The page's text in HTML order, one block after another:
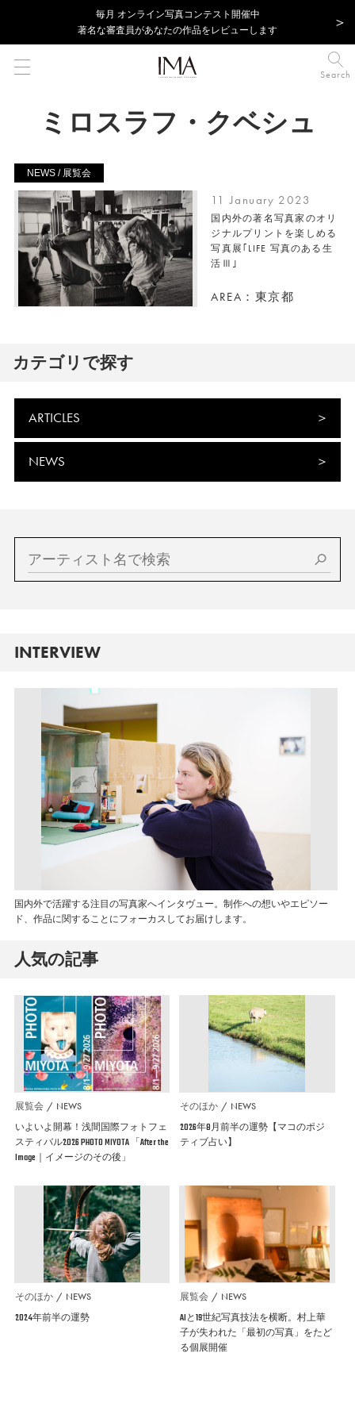
毎⽉ オンライン写真コンテスト開催中
著名な審査員があなたの作品をレビューします
Search
ミロスラフ・クベシュ
NEWS / 展覧会
11 January 2023
国内外の著名写真家のオリ
ジナルプリントを楽しめる
写真展｢LIFE 写真のある生
活Ⅲ｣
AREA：東京都
カテゴリで探す
ARTICLES
NEWS
INTERVIEW
国内外で活躍する注目の写真家へインタヴュー。制作への想いやエピソー
ド、作品に関することにフォーカスしてお届けします。
人気の記事
展覧会 NEWS
いよいよ開幕！浅間国際フォトフェ
スティバル2026 PHOTO MIYOTA 「After the
Image｜イメージのその後」
そのほか NEWS
2026年8月前半の運勢【マコのポジ
ティブ占い】
そのほか NEWS
2024年前半の運勢
展覧会 NEWS
AIと19世紀写真技法を横断。村上華
子が失われた「最初の写真」をたど
る個展開催